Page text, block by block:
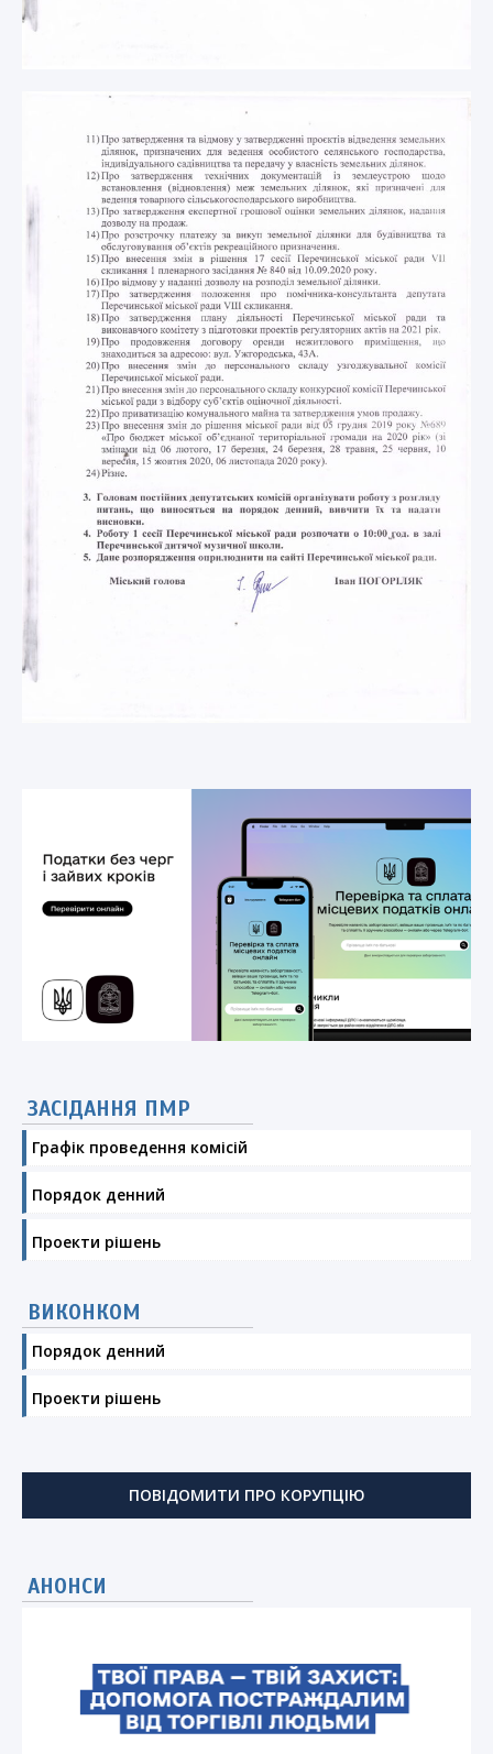
ЗАСІДАННЯ ПМР
Графік проведення комісій
Порядок денний
Проекти рішень
ВИКОНКОМ
Порядок денний
Проекти рішень
ПОВІДОМИТИ ПРО КОРУПЦІЮ
АНОНСИ